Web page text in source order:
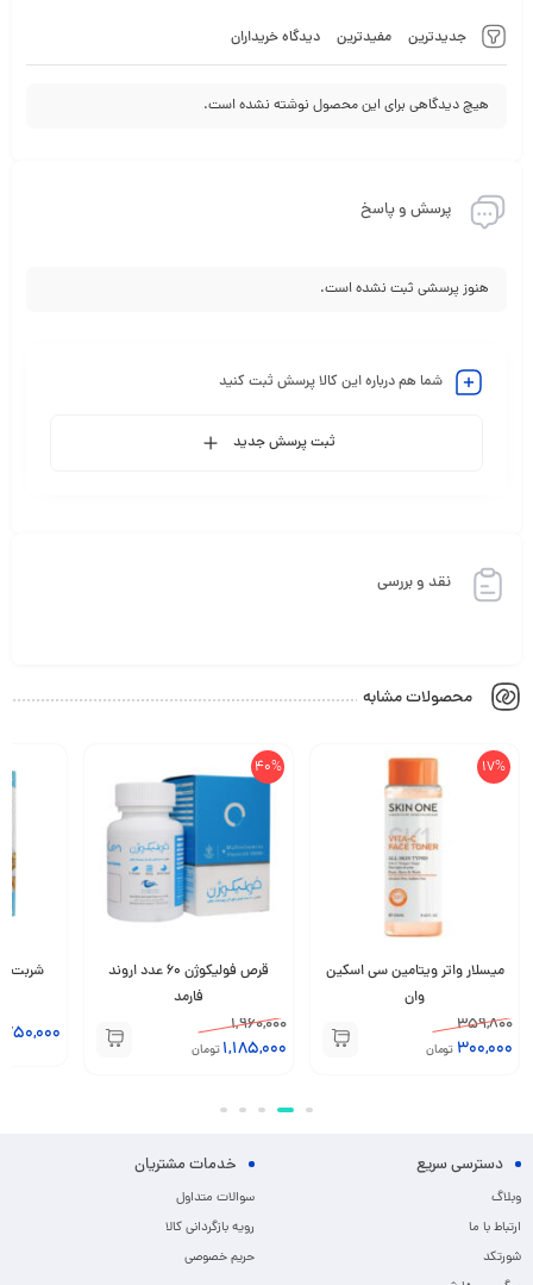
جدیدترین مفیدترین دیدگاه خریداران
هیچ دیدگاهی برای این محصول نوشته نشده است.
پرسش و پاسخ
هنوز پرسشی ثبت نشده است.
شما هم درباره این کالا پرسش ثبت کنید
ثبت پرسش جدید
نقد و بررسی
محصولات مشابه
17%
میسلار واتر ویتامین سی اسکین
وان
359,800
300,000 تومان
40%
قرص فولیکوژن 60 عدد اروند
فارمد
1,960,000
1,185,000 تومان
دسترسی سریع
وبلاگ
ارتباط با ما
شورتکد
خدمات مشتریان
سوالات متداول
رویه بازگردانی کالا
حریم خصوصی